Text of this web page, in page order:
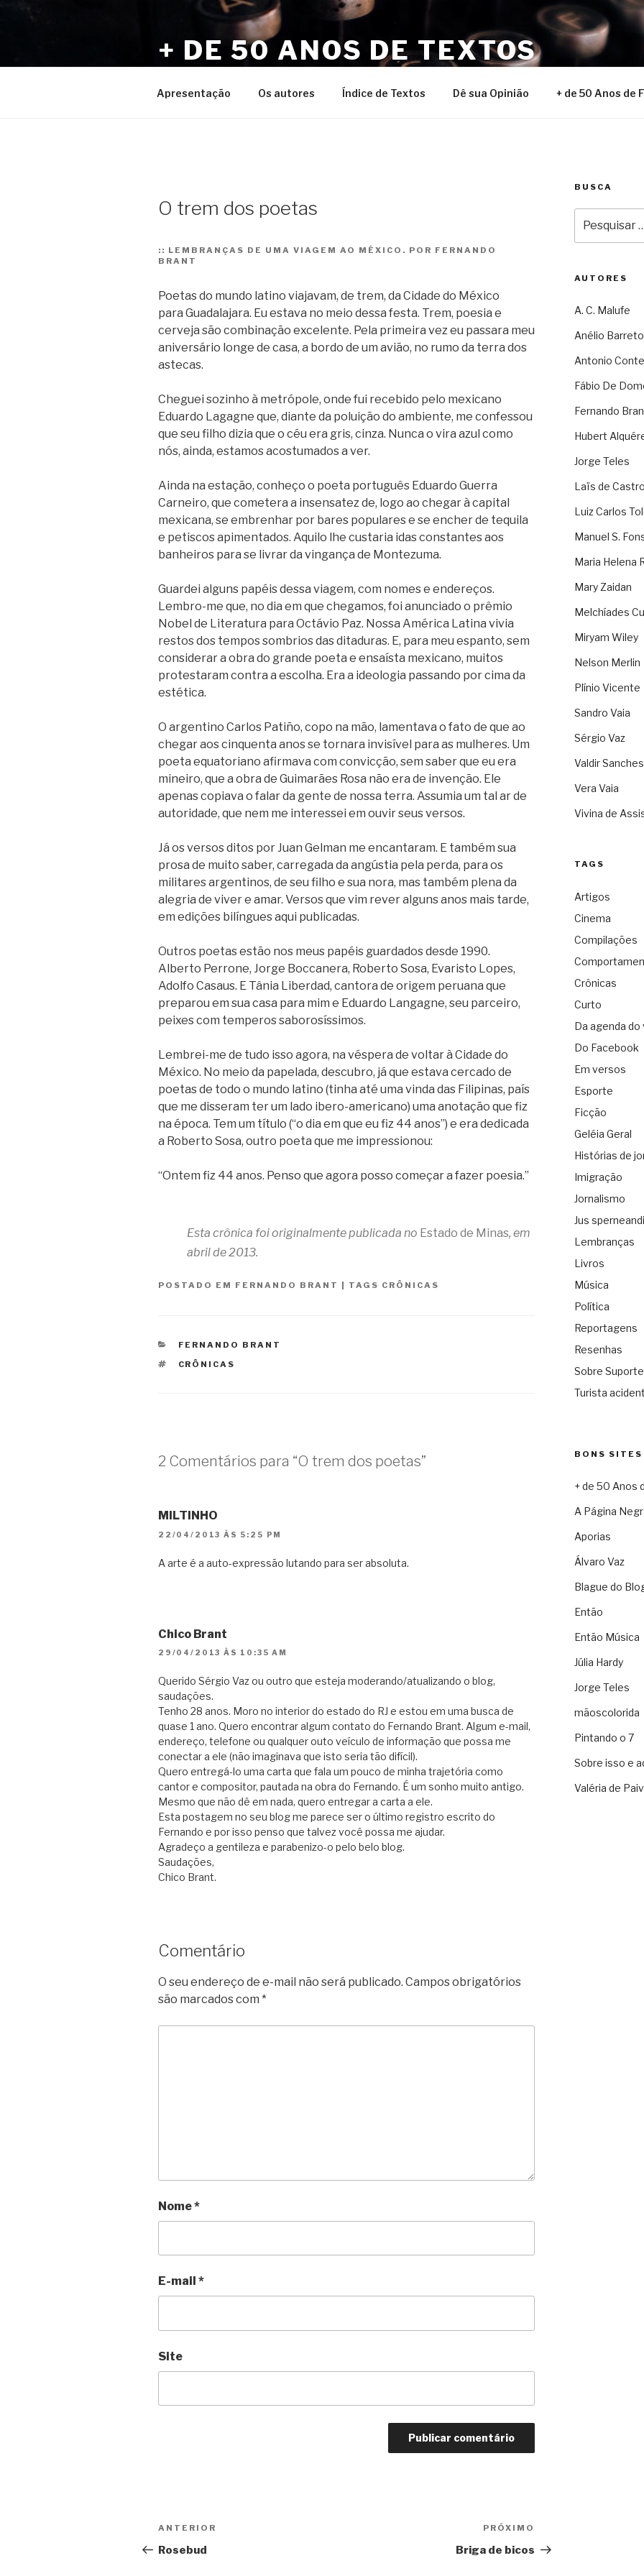
Pular
+ DE 50 ANOS DE TEXTOS
Apresentação Os autores Índice de Textos Dê sua Opinião + de 50 Anos de
O trem dos poetas
:: LEMBRANÇAS DE UMA VIAGEM AO MÉXICO. POR FERNANDO
BRANT
Poetas do mundo latino viajavam, de trem, da Cidade do México
para Guadalajara. Eu estava no meio dessa festa. Trem, poesia e
cerveja são combinação excelente. Pela primeira vez eu passara meu
aniversário longe de casa, a bordo de um avião, no rumo da terra dos
astecas.
Cheguei sozinho à metrópole, onde fui recebido pelo mexicano
Eduardo Lagagne que, diante da poluição do ambiente, me confessou
que seu filho dizia que o céu era gris, cinza. Nunca o vira azul como
nós, ainda, estamos acostumados a ver.
Ainda na estação, conheço o poeta português Eduardo Guerra
Carneiro, que cometera a insensatez de, logo ao chegar à capital
mexicana, se embrenhar por bares populares e se encher de tequila
e petiscos apimentados. Aquilo lhe custaria idas constantes aos
banheiros para se livrar da vingança de Montezuma.
Guardei alguns papéis dessa viagem, com nomes e endereços.
Lembro-me que, no dia em que chegamos, foi anunciado o prêmio
Nobel de Literatura para Octávio Paz. Nossa América Latina vivia
restos dos tempos sombrios das ditaduras. E, para meu espanto, sem
considerar a obra do grande poeta e ensaísta mexicano, muitos
protestaram contra a escolha. Era a ideologia passando por cima da
estética.
O argentino Carlos Patiño, copo na mão, lamentava o fato de que ao
chegar aos cinquenta anos se tornara invisível para as mulheres. Um
poeta equatoriano afirmava com convicção, sem saber que eu era
mineiro, que a obra de Guimarães Rosa não era de invenção. Ele
apenas copiava o falar da gente de nossa terra. Assumia um tal ar de
autoridade, que nem me interessei em ouvir seus versos.
Já os versos ditos por Juan Gelman me encantaram. E também sua
prosa de muito saber, carregada da angústia pela perda, para os
militares argentinos, de seu filho e sua nora, mas também plena da
alegria de viver e amar. Versos que vim rever alguns anos mais tarde,
em edições bilíngues aqui publicadas.
Outros poetas estão nos meus papéis guardados desde 1990.
Alberto Perrone, Jorge Boccanera, Roberto Sosa, Evaristo Lopes,
Adolfo Casaus. E Tânia Liberdad, cantora de origem peruana que
preparou em sua casa para mim e Eduardo Langagne, seu parceiro,
peixes com temperos saborosíssimos.
Lembrei-me de tudo isso agora, na véspera de voltar à Cidade do
México. No meio da papelada, descubro, já que estava cercado de
poetas de todo o mundo latino (tinha até uma vinda das Filipinas, país
que me disseram ter um lado ibero-americano) uma anotação que fiz
na época. Tem um título (“o dia em que eu fiz 44 anos”) e era dedicada
a Roberto Sosa, outro poeta que me impressionou:
“Ontem fiz 44 anos. Penso que agora posso começar a fazer poesia.”
Esta crônica foi originalmente publicada no Estado de Minas, em
abril de 2013.
POSTADO EM FERNANDO BRANT | TAGS CRÔNICAS
CATEGORIAS
FERNANDO BRANT
TAGS
CRÔNICAS
2 Comentários para “O trem dos poetas”
MILTINHO
22/04/2013 ÀS 5:25 PM
A arte é a auto-expressão lutando para ser absoluta.
Chico Brant
29/04/2013 ÀS 10:35 AM
Querido Sérgio Vaz ou outro que esteja moderando/atualizando o blog,
saudações.
Tenho 28 anos. Moro no interior do estado do RJ e estou em uma busca de
quase 1 ano. Quero encontrar algum contato do Fernando Brant. Algum e-mail,
endereço, telefone ou qualquer outo veículo de informação que possa me
conectar a ele (não imaginava que isto seria tão difícil).
Quero entregá-lo uma carta que fala um pouco de minha trajetória como
cantor e compositor, pautada na obra do Fernando. É um sonho muito antigo.
Mesmo que não dê em nada, quero entregar a carta a ele.
Esta postagem no seu blog me parece ser o último registro escrito do
Fernando e por isso penso que talvez você possa me ajudar.
Agradeço a gentileza e parabenizo-o pelo belo blog.
Saudações,
Chico Brant.
Comentário
O seu endereço de e-mail não será publicado. Campos obrigatórios
são marcados com *
Nome*
E-mail *
Site
Navegação
de
Anterior
ANTERIOR
Rosebud
PRÓXIMO
Briga de bicos
BUSCA
por:
AUTORES
A. C. Malufe
Anélio Barreto
Antonio
Fábio De
Fernando
Hubert
Jorge Teles
Laïs de Castro
Luiz Carlos
Manuel S.
Maria Helena
Mary Zaidan
Melchíades
Miryam Wiley
Nelson Merlin
Plínio Vicente
Sandro Vaia
Sérgio Vaz
Valdir Sanches
Vera Vaia
Vivina de
TAGS
Artigos
Cinema
Compilações
Crônicas
Curto
Da agenda do
Do Facebook
Em versos
Esporte
Ficção
Geléia Geral
Histórias de
Imigração
Jornalismo
Jus sperneandi
Lembranças
Livros
Música
Política
Reportagens
Resenhas
Sobre
Turista
BONS SITES
+ de 50 Anos
A Página
Aporias
Álvaro Vaz
Blague do
Então
Então Música
Júlia Hardy
Jorge Teles
mãoscolorida
Pintando o 7
Sobre isso e
Valéria de